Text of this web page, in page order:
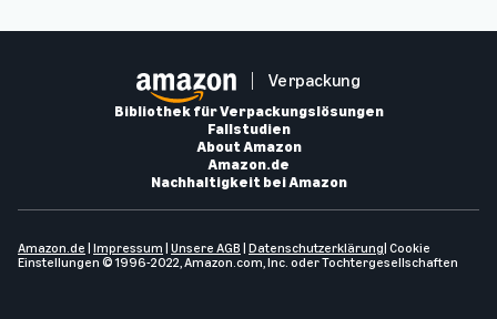
Verpackung
Bibliothek für Verpackungslösungen
Fallstudien
About Amazon
Amazon.de
Nachhaltigkeit bei Amazon
Amazon.de Impressum Unsere AGB Datenschutzerklärung Cookie
Einstellungen © 1996-2022, Amazon.com, Inc. oder Tochtergesellschaften